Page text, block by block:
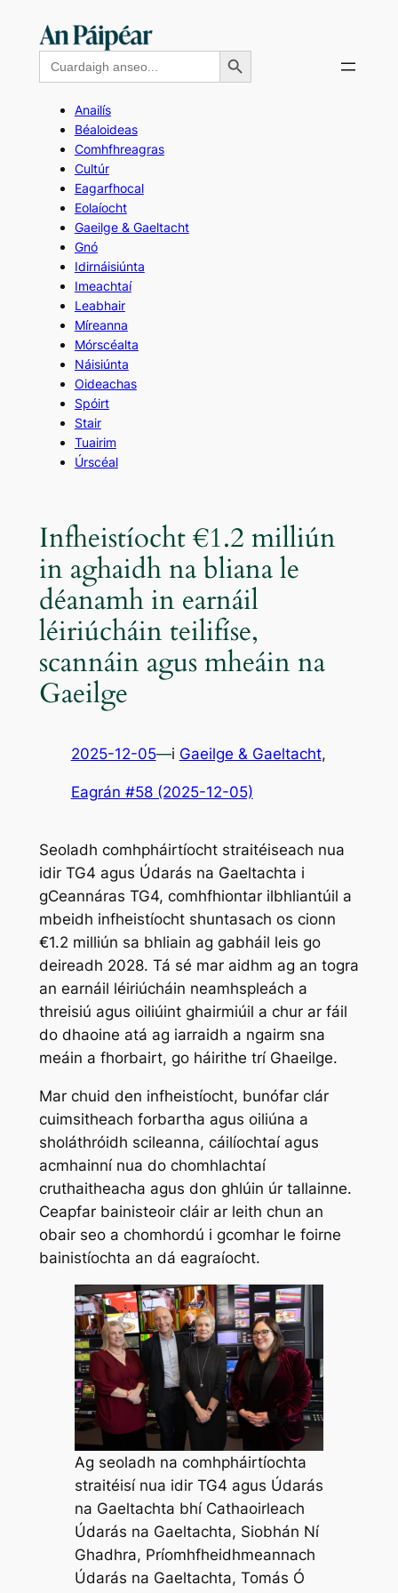
contentSearch
for:
Search Button
Anailís
Béaloideas
Comhfhreagras
Cultúr
Eagarfhocal
Eolaíocht
Gaeilge & Gaeltacht
Gnó
Idirnáisiúnta
Imeachtaí
Leabhair
Míreanna
Mórscéalta
Náisiúnta
Oideachas
Spóirt
Stair
Tuairim
Úrscéal
Infheistíocht €1.2 milliún
in aghaidh na bliana le
déanamh in earnáil
léiriúcháin teilifíse,
scannáin agus mheáin na
Gaeilge
2025-12-05—i Gaeilge & Gaeltacht,
Eagrán #58 (2025-12-05)
Seoladh comhpháirtíocht straitéiseach nua
idir TG4 agus Údarás na Gaeltachta i
gCeannáras TG4, comhfhiontar ilbhliantúil a
mbeidh infheistíocht shuntasach os cionn
€1.2 milliún sa bhliain ag gabháil leis go
deireadh 2028. Tá sé mar aidhm ag an togra
an earnáil léiriúcháin neamhspleách a
threisiú agus oiliúint ghairmiúil a chur ar fáil
do dhaoine atá ag iarraidh a ngairm sna
meáin a fhorbairt, go háirithe trí Ghaeilge.
Mar chuid den infheistíocht, bunófar clár
cuimsitheach forbartha agus oiliúna a
sholáthróidh scileanna, cáilíochtaí agus
acmhainní nua do chomhlachtaí
cruthaitheacha agus don ghlúin úr tallainne.
Ceapfar bainisteoir cláir ar leith chun an
obair seo a chomhordú i gcomhar le foirne
bainistíochta an dá eagraíocht.
Ag seoladh na comhpháirtíochta
straitéisí nua idir TG4 agus Údarás
na Gaeltachta bhí Cathaoirleach
Údarás na Gaeltachta, Siobhán Ní
Ghadhra, Príomhfheidhmeannach
Údarás na Gaeltachta, Tomás Ó